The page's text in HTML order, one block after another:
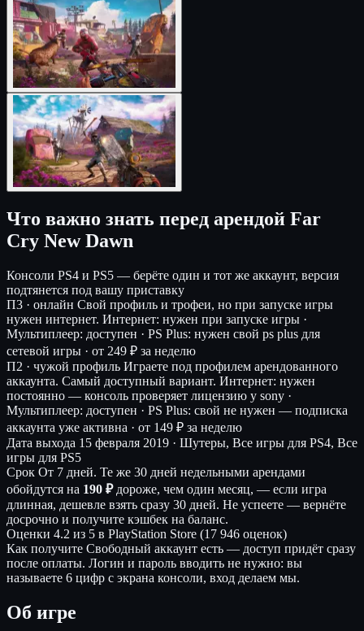
Что важно знать перед арендой Far
Cry New Dawn
Консоли PS4 и PS5 — берёте один и тот же аккаунт, версия
подтянется под вашу приставку
П3 · онлайн Свой профиль и трофеи, но при запуске игры
нужен интернет. Интернет: нужен при запуске игры ·
Мультиплеер: доступен · PS Plus: нужен свой ps plus для
сетевой игры · от 249 ₽ за неделю
П2 · чужой профиль Играете под профилем арендованного
аккаунта. Самый доступный вариант. Интернет: нужен
постоянно — консоль проверяет лицензию у sony ·
Мультиплеер: доступен · PS Plus: свой не нужен — подписка
аккаунта уже активна · от 149 ₽ за неделю
Дата выхода 15 февраля 2019 · Шутеры, Все игры для PS4, Все
игры для PS5
Срок От 7 дней. Те же 30 дней недельными арендами
обойдутся на 190 ₽дороже, чем один месяц, — если игра
длинная, дешевле взять сразу 30 дней. Не успеете — вернёте
досрочно и получите кэшбек на баланс.
Оценки 4.2 из 5 в PlayStation Store (17 946 оценок)
Как получите Свободный аккаунт есть — доступ придёт сразу
после оплаты. Логин и пароль вводить не нужно: вы
называете 6 цифр с экрана консоли, вход делаем мы.
Об игре